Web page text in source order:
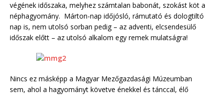
végének időszaka, melyhez számtalan babonát, szokást köt a
néphagyomány. Márton-nap időjósló, rámutató és dologtiltó
nap is, nem utolsó sorban pedig – az adventi, elcsendesülő
időszak előtt – az utolsó alkalom egy remek mulatságra!
Nincs ez másképp a Magyar Mezőgazdasági Múzeumban
sem, ahol a hagyományt követve énekkel és tánccal, élő